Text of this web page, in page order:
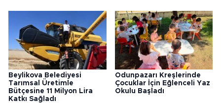
Beylikova Belediyesi
Tarımsal Üretimle
Bütçesine 11 Milyon Lira
Katkı Sağladı
Odunpazarı Kreşlerinde
Çocuklar İçin Eğlenceli Yaz
Okulu Başladı